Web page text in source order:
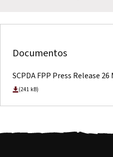
Documentos
SCPDA FPP Press Release 26
(241 kB)